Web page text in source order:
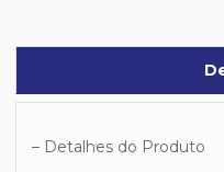
– Detalhes do Produto